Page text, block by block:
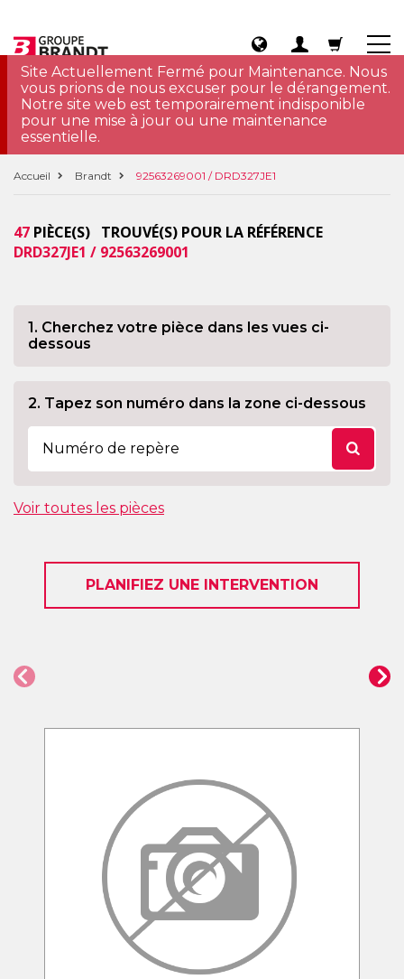
Site Actuellement Fermé pour Maintenance. Nous
vous prions de nous excuser pour le dérangement.
Notre site web est temporairement indisponible
pour une mise à jour ou une maintenance
essentielle.
Accueil Brandt 92563269001 / DRD327JE1
47 PIÈCE(S) TROUVÉ(S) POUR LA RÉFÉRENCE
DRD327JE1 / 92563269001
1. Cherchez votre pièce dans les vues ci-
dessous
2. Tapez son numéro dans la zone ci-dessous
Voir toutes les pièces
PLANIFIEZ UNE INTERVENTION